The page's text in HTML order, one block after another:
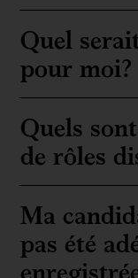
Quel
pour moi?
Quels
de rôles
Ma
pas été